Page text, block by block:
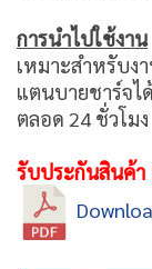
การนำไปใช้งาน
เหมาะสำหรับง
แตนบายชาร์จไ
ตลอด 24 ชั่วโมง
รับประกันสินค้า